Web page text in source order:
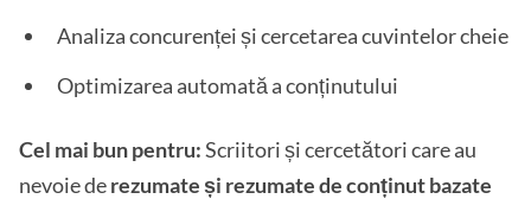
Analiza concurenței și cercetarea cuvintelor cheie
Optimizarea automată a conținutului
Cel mai bun pentru:Scriitori și cercetători care au
nevoie derezumate și rezumate de conținut bazate